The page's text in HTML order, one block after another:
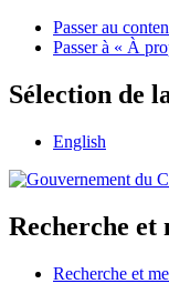
Passer au
Passer à « À
Sélection de
English
Recherche et
Recherche et